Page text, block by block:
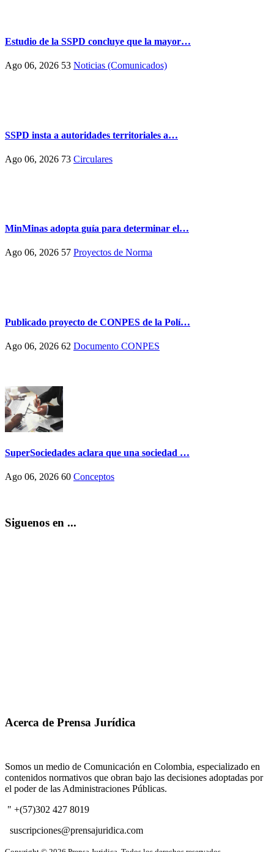
Estudio de la SSPD concluye que la mayor…
Ago 06, 2026 53 Noticias (Comunicados)
SSPD insta a autoridades territoriales a…
Ago 06, 2026 73 Circulares
MinMinas adopta guía para determinar el…
Ago 06, 2026 57 Proyectos de Norma
Publicado proyecto de CONPES de la Polí…
Ago 06, 2026 62 Documento CONPES
SuperSociedades aclara que una sociedad …
Ago 06, 2026 60 Conceptos
Siguenos en ...
Acerca de Prensa Jurídica
Somos un medio de Comunicación en Colombia, especializado en
contenidos normativos que obran bajo las decisiones adoptadas por
el poder de las Administraciones Públicas.
" +(57)302 427 8019
suscripciones@prensajuridica.com